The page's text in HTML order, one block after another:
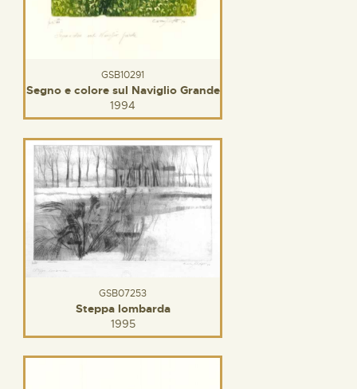
GSB10291
Segno e colore sul Naviglio Grande
1994
GSB07253
Steppa lombarda
1995